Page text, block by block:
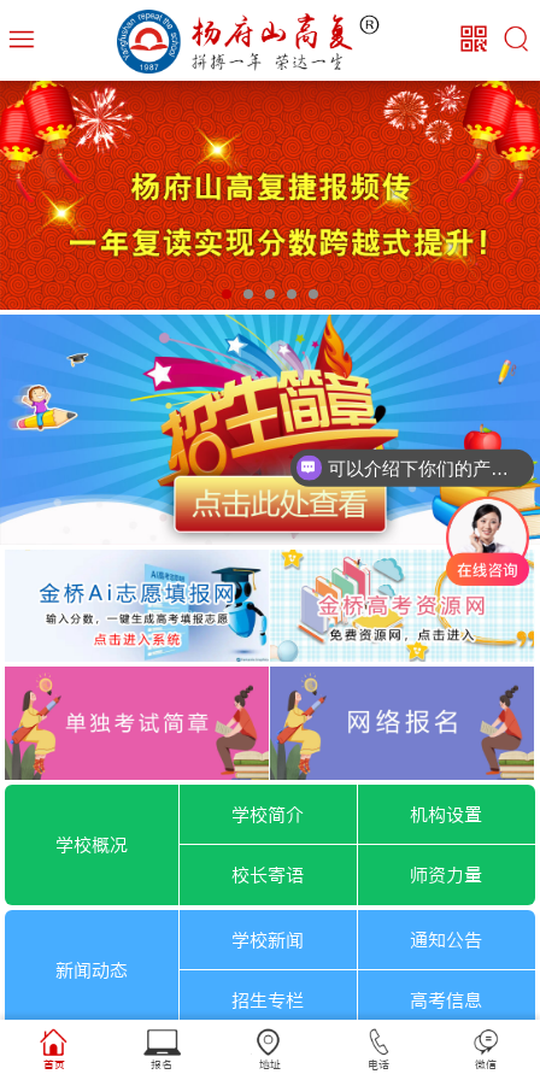
学校概况
学校简介 机构设置
校长寄语 师资力量
新闻动态
学校新闻 通知公告
招生专栏 高考信息
一月选考 六月选考
首页 报名 地址 电话 微信
可以介绍下你们的产品么？